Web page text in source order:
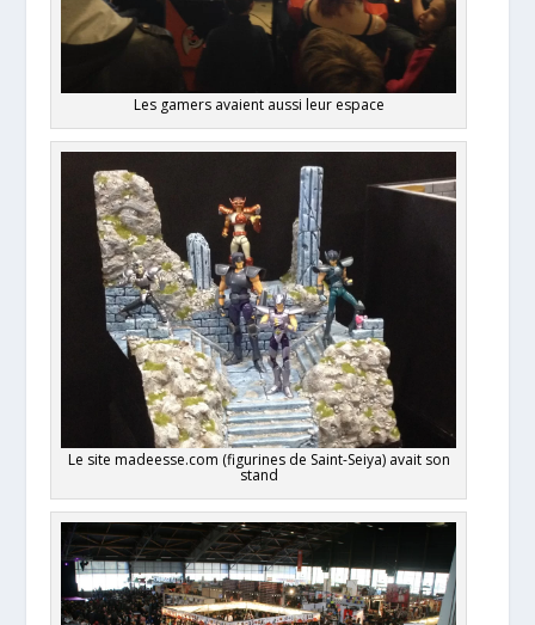
Les gamers avaient aussi leur espace
Le site madeesse.com (figurines de Saint-Seiya) avait son
stand